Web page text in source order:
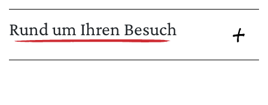
Rund um Ihren Besuch